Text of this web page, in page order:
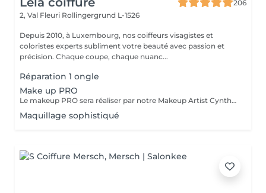
206
2, Val Fleuri Rollingergrund L-1526
Depuis 2010, à Luxembourg, nos coiffeurs visagistes et
coloristes experts subliment votre beauté avec passion et
précision. Chaque coupe, chaque nuanc...
Réparation 1 ongle
Make up PRO
Le makeup PRO sera réaliser par notre Makeup Artist Cynthia. Pour tout renseignements ou rendez-vous, veuillez nous contacter par téléphone.
Maquillage sophistiqué